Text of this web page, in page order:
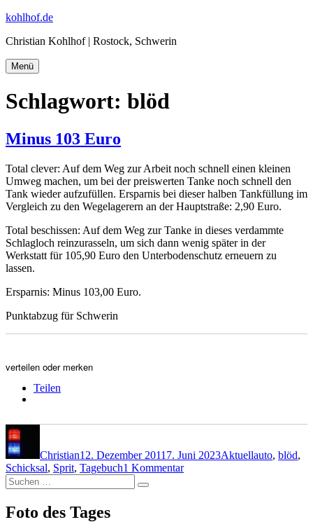
Zum
springen
kohlhof.de
Christian Kohlhof | Rostock, Schwerin
Menü
Schlagwort: blöd
Minus 103 Euro
Total clever: Auf dem Weg zur Arbeit noch schnell einen kleinen
Umweg machen, um bei der preiswerten Tanke noch schnell den
Tank wieder aufzufüllen. Ersparnis bei dieser halben Tankfüllung im
Vergleich zu den Wegelagerern an der Hauptstraße: 2,90 Euro.
Total beschissen: Auf dem Weg zur Tanke in dieses verdammte
Schlagloch reinzurasseln, um sich dann wenig später in der
Werkstatt für 105,90 Euro den Unterbodenschutz erneuern zu
lassen.
Ersparnis: Minus 103,00 Euro.
Punktabzug für Schwerin
verteilen oder merken
Teilen
Christian12. Dezember 2011 7. Juni 2023Aktuellauto, blöd,
Schicksal, Sprit, Tagebuch1 Kommentarzu
Suchen
nach:
Suchen
Foto des Tages